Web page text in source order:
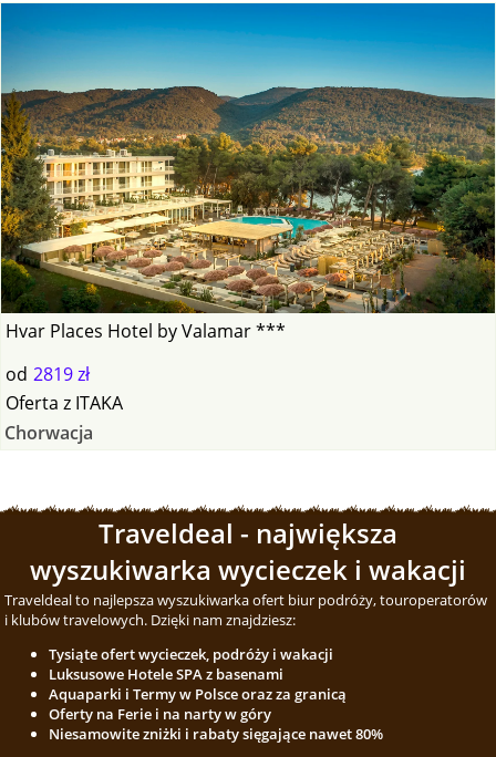
Hvar Places Hotel by Valamar ***
od 2819 zł
Oferta z ITAKA
Chorwacja
Traveldeal - największa
wyszukiwarka wycieczek i wakacji
Traveldeal to najlepsza wyszukiwarka ofert biur podróży, touroperatorów
i klubów travelowych. Dzięki nam znajdziesz:
Tysiąte ofert wycieczek, podróży i wakacji
Luksusowe Hotele SPA z basenami
Aquaparki i Termy w Polsce oraz za granicą
Oferty na Ferie i na narty w góry
Niesamowite zniżki i rabaty sięgające nawet 80%